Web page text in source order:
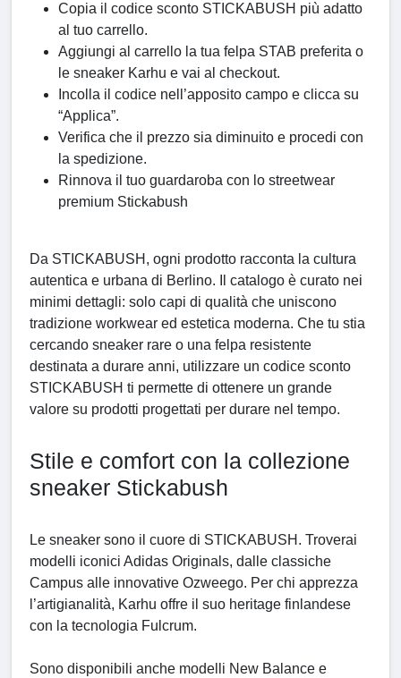
Copia il codice sconto STICKABUSH più adatto
al tuo carrello.
Aggiungi al carrello la tua felpa STAB preferita o
le sneaker Karhu e vai al checkout.
Incolla il codice nell’apposito campo e clicca su
“Applica”.
Verifica che il prezzo sia diminuito e procedi con
la spedizione.
Rinnova il tuo guardaroba con lo streetwear
premium Stickabush
Da STICKABUSH, ogni prodotto racconta la cultura
autentica e urbana di Berlino. Il catalogo è curato nei
minimi dettagli: solo capi di qualità che uniscono
tradizione workwear ed estetica moderna. Che tu stia
cercando sneaker rare o una felpa resistente
destinata a durare anni, utilizzare un codice sconto
STICKABUSH ti permette di ottenere un grande
valore su prodotti progettati per durare nel tempo.
Stile e comfort con la collezione
sneaker Stickabush
Le sneaker sono il cuore di STICKABUSH. Troverai
modelli iconici Adidas Originals, dalle classiche
Campus alle innovative Ozweego. Per chi apprezza
l’artigianalità, Karhu offre il suo heritage finlandese
con la tecnologia Fulcrum.
Sono disponibili anche modelli New Balance e